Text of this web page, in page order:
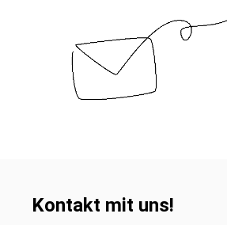
Kontakt mit uns!